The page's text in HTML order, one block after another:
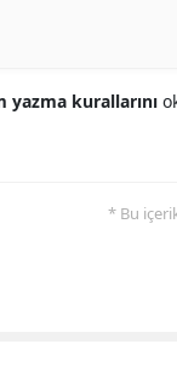
yazma kurallarını
* Bu